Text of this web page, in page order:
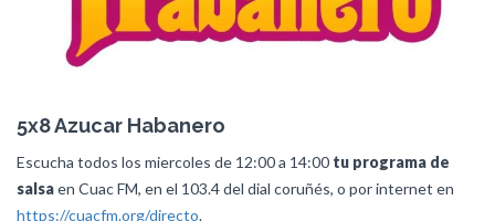
5x8 Azucar Habanero
Escucha todos los miercoles de 12:00 a 14:00 tu programa de
salsaen Cuac FM, en el 103.4 del dial coruñés, o por internet en
https://cuacfm.org/directo.